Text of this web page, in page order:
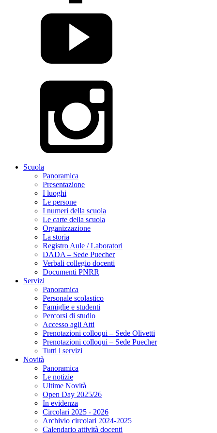
Scuola
Panoramica
Presentazione
I luoghi
Le persone
I numeri della scuola
Le carte della scuola
Organizzazione
La storia
Registro Aule / Laboratori
DADA – Sede Puecher
Verbali collegio docenti
Documenti PNRR
Servizi
Panoramica
Personale scolastico
Famiglie e studenti
Percorsi di studio
Accesso agli Atti
Prenotazioni colloqui – Sede Olivetti
Prenotazioni colloqui – Sede Puecher
Tutti i servizi
Novità
Panoramica
Le notizie
Ultime Novità
Open Day 2025/26
In evidenza
Circolari 2025 - 2026
Archivio circolari 2024-2025
Calendario attività docenti